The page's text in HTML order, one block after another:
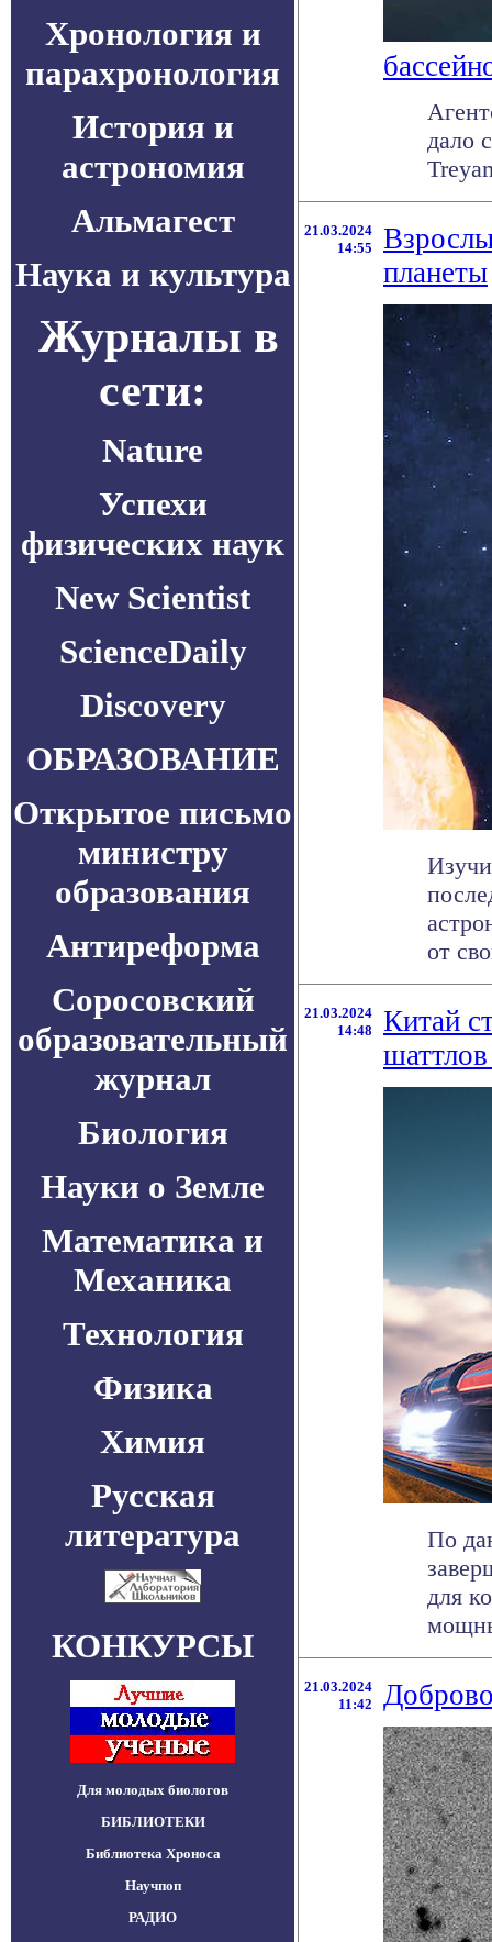
Хронология и
парахронология
История и
астрономия
Альмагест
Наука и культура
Журналы в
сети:
Nature
Успехи
физических наук
New Scientist
ScienceDaily
Discovery
ОБРАЗОВАНИЕ
Открытое письмо
министру
образования
Антиреформа
Соросовский
образовательный
журнал
Биология
Науки о Земле
Математика и
Механика
Технология
Физика
Химия
Русская
литература
КОНКУРСЫ
Для молодых биологов
БИБЛИОТЕКИ
Библиотека Хроноса
Научпоп
РАДИО
дало
21.03.2024
14:55
планеты
от
21.03.2024
14:48
Китай
По
для
21.03.2024
11:42